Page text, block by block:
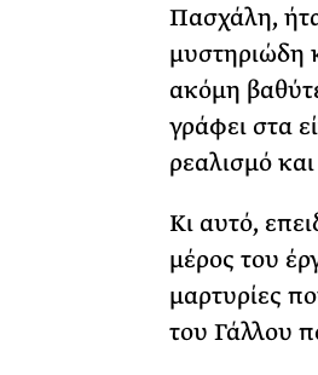
Πασχάλη,
μυστηριώδη
ακόμη
γράφει στα
ρεαλισμό
Κι αυτό,
μέρος του
μαρτυρίες
του Γάλλου